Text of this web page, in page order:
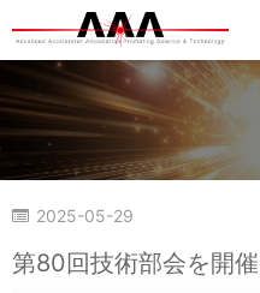
2025-05-29
第80回技術部会を開